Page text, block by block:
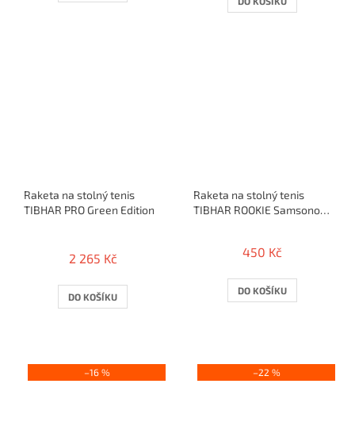
z
Raketa na stolný tenis
TIBHAR PRO Green Edition
produktu
5,0
z
2 265 Kč
DO KOŠÍKU
Raketa na stolný tenis
TIBHAR ROOKIE Samsonov
450 Kč
DO KOŠÍKU
–16 % –22 %